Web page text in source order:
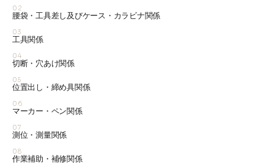
02
腰袋・工具差し及びケース・カラビナ関係
03
工具関係
04
切断・穴あけ関係
05
位置出し・締め具関係
06
マーカー・ペン関係
07
測位・測量関係
08
作業補助・補修関係